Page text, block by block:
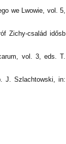
we Lwowie, vol. 5,
Zichy-család idősb
vol. 3, eds. T.
J. Szlachtowski, in: